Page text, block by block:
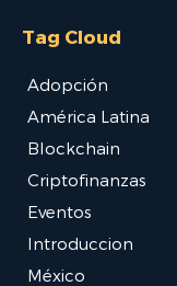
Tag Cloud
Adopción
América Latina
Blockchain
Criptofinanzas
Eventos
Introduccion
México